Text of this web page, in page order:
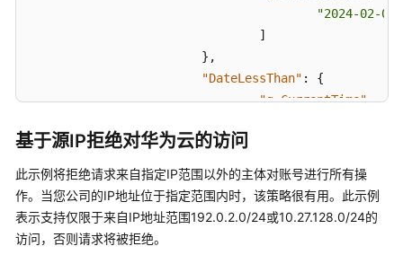
权
"2024-02-
]
} ,
"DateLessThan" :
{
"g:CurrentTime": [
基于源IP拒绝对华为云的访问
此示例将拒绝请求来自指定IP范围以外的主体对账号进行所有操
作。当您公司的IP地址位于指定范围内时，该策略很有用。此示例
表示支持仅限于来自IP地址范围192.0.2.0/24或10.27.128.0/24的
访问，否则请求将被拒绝。